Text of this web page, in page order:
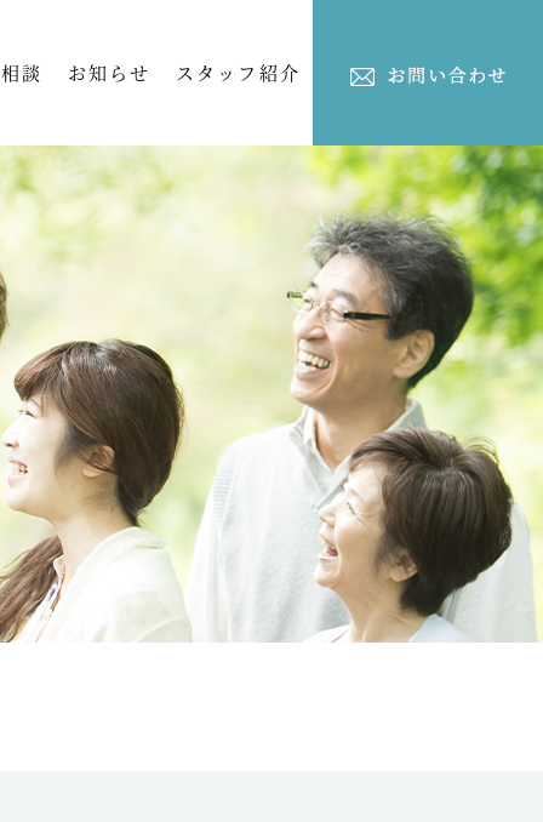
談 お知らせ スタッフ紹介